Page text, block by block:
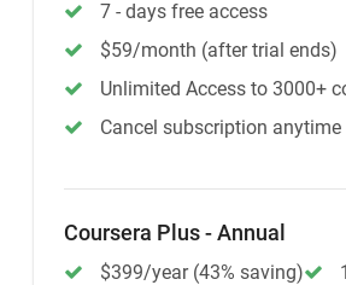
7 - days free access
$59/month (after trial ends)
Unlimited Access to 3000+
Cancel subscription anytime
Coursera Plus - Annual
$399/year (43% saving)